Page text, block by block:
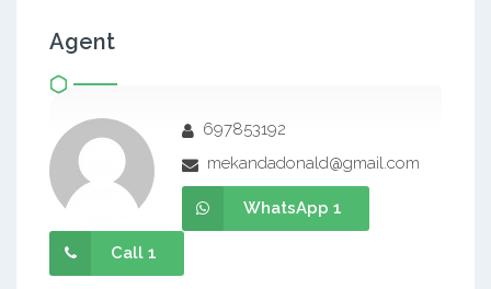
Agent
697853192
mekandadonald@gmail.com
WhatsApp 1
Call 1